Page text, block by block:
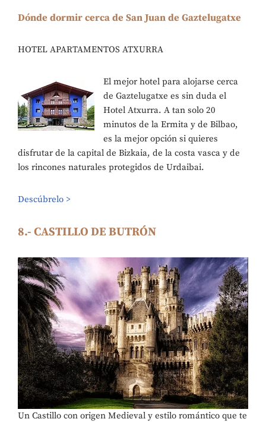
Dónde dormir cerca de San Juan de Gaztelugatxe
HOTEL APARTAMENTOS ATXURRA
El mejor hotel para alojarse cerca
de Gaztelugatxe es sin duda el
Hotel Atxurra. A tan solo 20
minutos de la Ermita y de Bilbao,
es la mejor opción si quieres
disfrutar de la capital de Bizkaia, de la costa vasca y de
los rincones naturales protegidos de Urdaibai.
Descúbrelo >
8.- CASTILLO DE BUTRÓN
Un Castillo con origen Medieval y estilo romántico que te